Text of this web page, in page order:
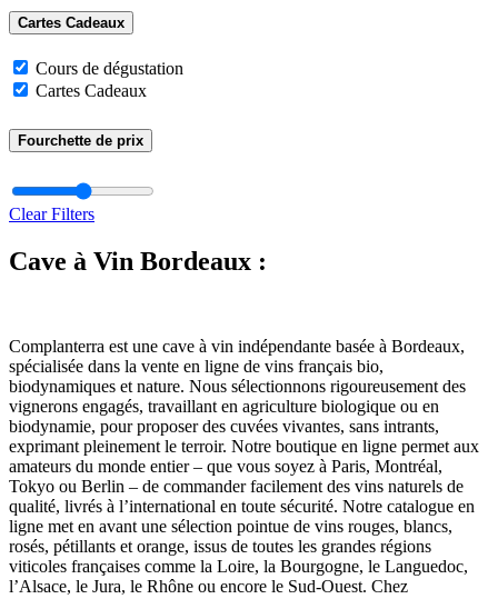
Cartes Cadeaux
Cours de dégustation
Cartes Cadeaux
Fourchette de prix
Clear Filters
Cave à Vin Bordeaux :
Complanterra est une cave à vin indépendante basée à Bordeaux,
spécialisée dans la vente en ligne de vins français bio,
biodynamiques et nature. Nous sélectionnons rigoureusement des
vignerons engagés, travaillant en agriculture biologique ou en
biodynamie, pour proposer des cuvées vivantes, sans intrants,
exprimant pleinement le terroir. Notre boutique en ligne permet aux
amateurs du monde entier – que vous soyez à Paris, Montréal,
Tokyo ou Berlin – de commander facilement des vins naturels de
qualité, livrés à l’international en toute sécurité. Notre catalogue en
ligne met en avant une sélection pointue de vins rouges, blancs,
rosés, pétillants et orange, issus de toutes les grandes régions
viticoles françaises comme la Loire, la Bourgogne, le Languedoc,
l’Alsace, le Jura, le Rhône ou encore le Sud-Ouest. Chez